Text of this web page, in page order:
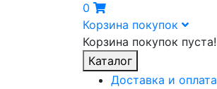
0
Корзина покупок
Корзина покупок пуста!
Каталог
Доставка и оплата